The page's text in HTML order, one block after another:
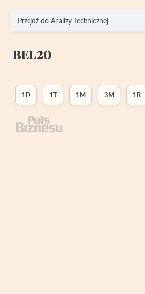
Przejdź do Analizy Technicznej
BEL20
1D 1T 1M 3M 1R